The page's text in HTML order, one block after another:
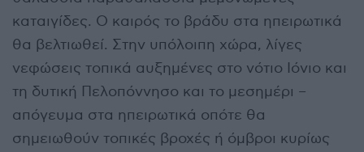
καταιγίδες. Ο καιρός το βράδυ στα ηπειρωτικά
θα βελτιωθεί. Στην υπόλοιπη χώρα, λίγες
νεφώσεις τοπικά αυξημένες στο νότιο Ιόνιο και
τη δυτική Πελοπόννησο και το μεσημέρι –
απόγευμα στα ηπειρωτικά οπότε θα
σημειωθούν τοπικές βροχές ή όμβροι κυρίως